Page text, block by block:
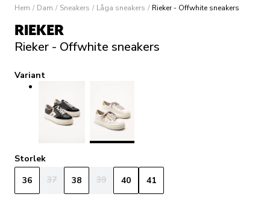
Hem / Dam / Sneakers / Låga sneakers / Rieker - Offwhite sneakers
RIEKER
Rieker - Offwhite sneakers
Variant
Storlek
36
37 38 39 40 41